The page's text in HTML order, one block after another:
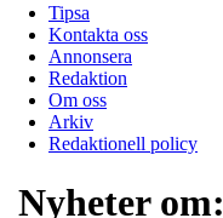
Tipsa
Kontakta oss
Annonsera
Redaktion
Om oss
Arkiv
Redaktionell policy
Nyheter om: